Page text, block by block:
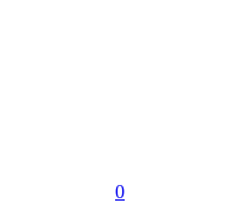
0